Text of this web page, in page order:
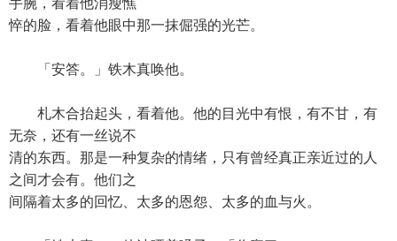
手腕，看着他消瘦憔
悴的脸，看着他眼中那一抹倔强的光芒。
「安答。」铁木真唤他。
札木合抬起头，看着他。他的目光中有恨，有不甘，有
无奈，还有一丝说不
清的东西。那是一种复杂的情绪，只有曾经真正亲近过的人
之间才会有。他们之
间隔着太多的回忆、太多的恩怨、太多的血与火。